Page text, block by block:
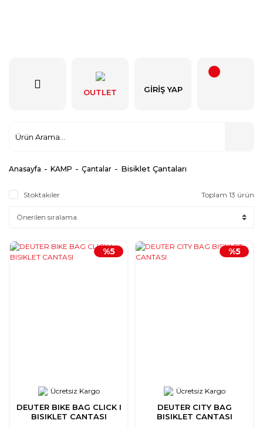
OUTLET GIRIŞ YAP
Anasayfa KAMP Çantalar Bisiklet Çantaları
Stoktakiler Toplam 13 ürün
Ücretsiz Kargo
DEUTER BIKE BAG CLICK I
BISIKLET CANTASI
%5
Ücretsiz Kargo
DEUTER CITY BAG
BISIKLET CANTASI
%5